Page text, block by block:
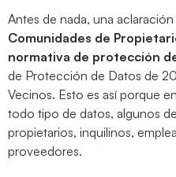
Antes de nada, una
Comunidades de
normativa de protección
de Protección de Datos de
Vecinos. Esto es así porque
todo tipo de datos, algunos
propietarios, inquilinos,
proveedores.